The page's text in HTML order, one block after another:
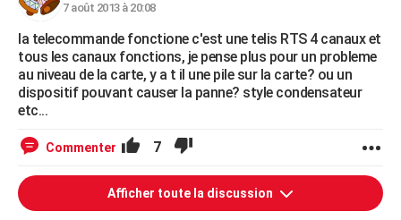
7 août 2013 à 20:08
la telecommande fonctione c'est une telis RTS 4 canaux et
tous les canaux fonctions, je pense plus pour un probleme
au niveau de la carte, y a t il une pile sur la carte? ou un
dispositif pouvant causer la panne? style condensateur
etc...
Commenter 7
Afficher toute la discussion